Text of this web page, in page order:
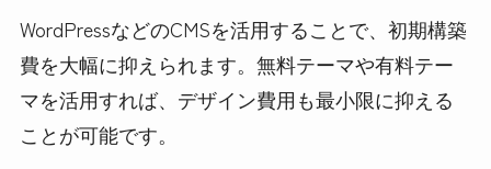
WordPressなどのCMSを活用することで、初期構築
費を大幅に抑えられます。無料テーマや有料テー
マを活用すれば、デザイン費用も最小限に抑える
ことが可能です。